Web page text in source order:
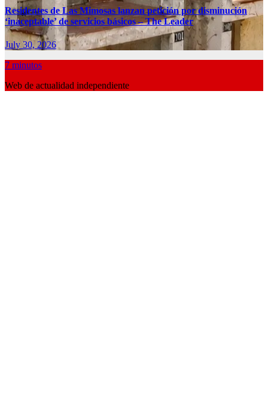
Residentes de Las Mimosas lanzan petición por disminución
‘inaceptable’ de servicios básicos – The Leader
July 30, 2026
7 minutos
Web de actualidad independiente